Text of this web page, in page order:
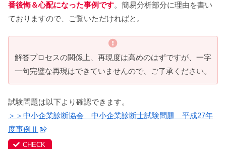
番後悔＆心配になった事例です。簡易分析部分に理由を書い
ておりますので、ご覧いただければと。
解答プロセスの関係上、再現度は高めのはずですが、一字
一句完璧な再現はできていませんので、ご了承ください。
試験問題は以下より確認できます。
＞＞中小企業診断協会 中小企業診断士試験問題 平成27年
度事例Ⅱ